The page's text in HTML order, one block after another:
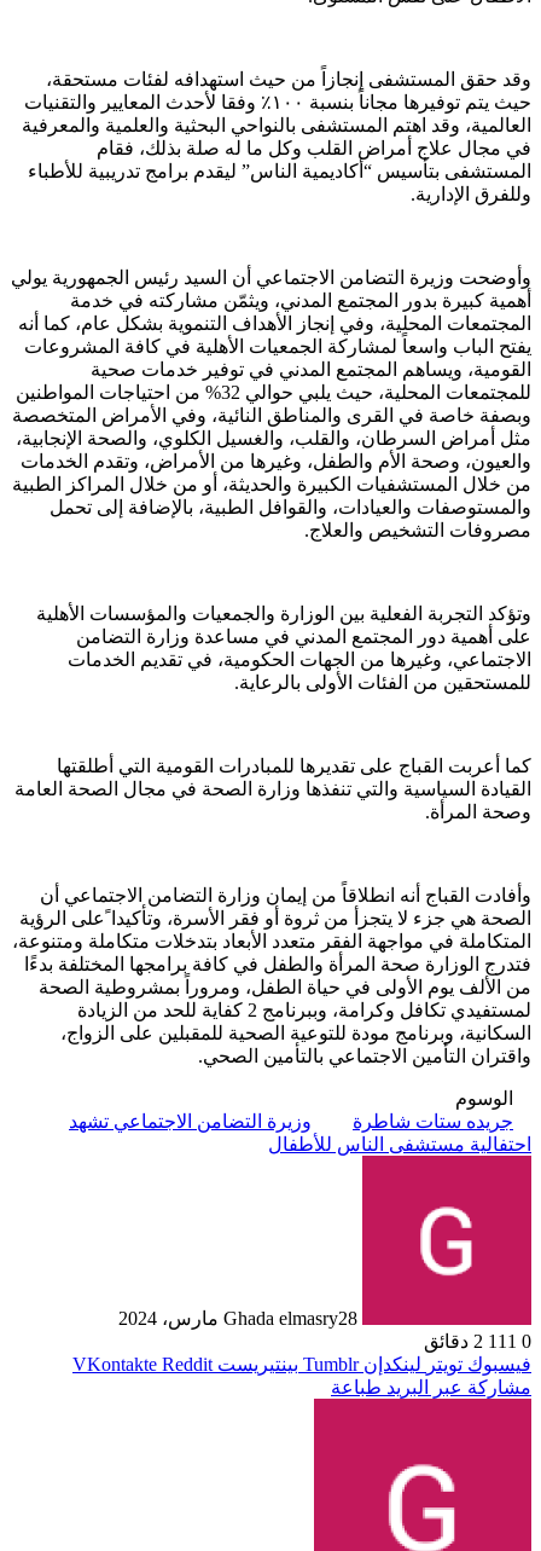
وقد حقق المستشفى إنجازاً من حيث استهدافه لفئات مستحقة،
حيث يتم توفيرها مجاناً بنسبة ١٠٠٪ وفقا لأحدث المعايير والتقنيات
العالمية، وقد اهتم المستشفى بالنواحي البحثية والعلمية والمعرفية
في مجال علاج أمراض القلب وكل ما له صلة بذلك، فقام
المستشفى بتأسيس “أكاديمية الناس” ليقدم برامج تدريبية للأطباء
وللفرق الإدارية.
وأوضحت وزيرة التضامن الاجتماعي أن السيد رئيس الجمهورية يولي
أهمية كبيرة بدور المجتمع المدني، ويثمّن مشاركته في خدمة
المجتمعات المحلية، وفي إنجاز الأهداف التنموية بشكل عام، كما أنه
يفتح الباب واسعاً لمشاركة الجمعيات الأهلية في كافة المشروعات
القومية، ويساهم المجتمع المدني في توفير خدمات صحية
للمجتمعات المحلية، حيث يلبي حوالي 32% من احتياجات المواطنين
وبصفة خاصة في القرى والمناطق النائية، وفي الأمراض المتخصصة
مثل أمراض السرطان، والقلب، والغسيل الكلوي، والصحة الإنجابية،
والعيون، وصحة الأم والطفل، وغيرها من الأمراض، وتقدم الخدمات
من خلال المستشفيات الكبيرة والحديثة، أو من خلال المراكز الطبية
والمستوصفات والعيادات، والقوافل الطبية، بالإضافة إلى تحمل
مصروفات التشخيص والعلاج.
وتؤكد التجربة الفعلية بين الوزارة والجمعيات والمؤسسات الأهلية
على أهمية دور المجتمع المدني في مساعدة وزارة التضامن
الاجتماعي، وغيرها من الجهات الحكومية، في تقديم الخدمات
للمستحقين من الفئات الأولى بالرعاية.
كما أعربت القباج على تقديرها للمبادرات القومية التي أطلقتها
القيادة السياسية والتي تنفذها وزارة الصحة في مجال الصحة العامة
وصحة المرأة.
وأفادت القباج أنه انطلاقاً من إيمان وزارة التضامن الاجتماعي أن
الصحة هي جزء لا يتجزأ من ثروة أو فقر الأسرة، وتأكيدا ًعلى الرؤية
المتكاملة في مواجهة الفقر متعدد الأبعاد بتدخلات متكاملة ومتنوعة،
فتدرج الوزارة صحة المرأة والطفل في كافة برامجها المختلفة بدءًا
من الألف يوم الأولى في حياة الطفل، ومروراً بمشروطية الصحة
لمستفيدي تكافل وكرامة، وببرنامج 2 كفاية للحد من الزيادة
السكانية، وبرنامج مودة للتوعية الصحية للمقبلين على الزواج،
واقتران التأمين الاجتماعي بالتأمين الصحي.
الوسوم
جريده ستات شاطرة
وزيرة التضامن الاجتماعي تشهد
احتفالية مستشفى الناس للأطفال
Ghada elmasry28 مارس، 2024
0
2 دقائق
فيسبوك تويتر لينكدإن بينتيريست
مشاركة عبر البريد طباعة